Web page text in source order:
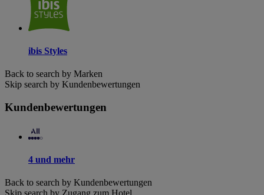
ibis Styles
Back to search by Marken
Skip search by Kundenbewertungen
Kundenbewertungen
4 und mehr
Back to search by Kundenbewertungen